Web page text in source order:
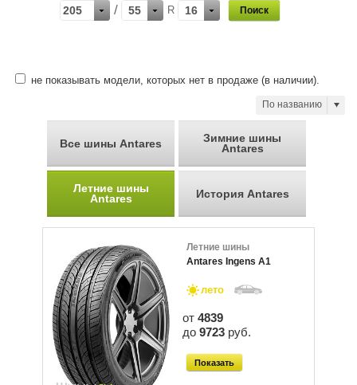
205 / 55 R 16
не показывать модели, которых нет в продаже (в наличии).
По названию
Все шины Antares
Зимние шины
Antares
Летние шины
Antares
История Antares
Летние шины
Antares Ingens A1
лето
от 4839
до 9723 руб.
Показать